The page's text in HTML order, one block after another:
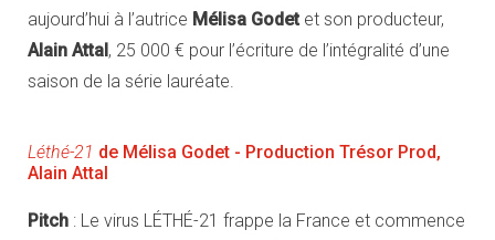
aujourd’hui à l’autrice Mélisa Godet et son producteur,
Alain Attal, 25 000 € pour l’écriture de l’intégralité d’une
saison de la série lauréate.
Léthé-21 de Mélisa Godet - Production Trésor Prod,
Alain Attal
Pitch : Le virus LÉTHÉ-21 frappe la France et commence